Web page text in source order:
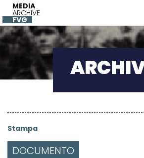
MEDIA
ARCHIVE
FVG
Stampa
DOCUMENTO